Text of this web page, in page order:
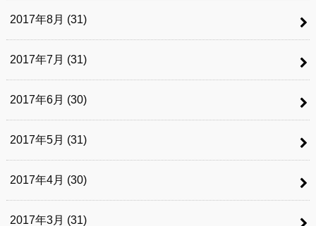
2017年8月 (31)
2017年7月 (31)
2017年6月 (30)
2017年5月 (31)
2017年4月 (30)
2017年3月 (31)